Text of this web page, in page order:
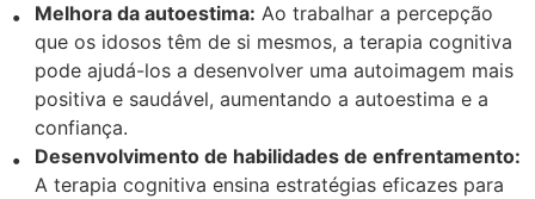
Melhora da autoestima: Ao trabalhar a percepção
que os idosos têm de si mesmos, a terapia cognitiva
pode ajudá-los a desenvolver uma autoimagem mais
positiva e saudável, aumentando a autoestima e a
confiança.
Desenvolvimento de habilidades de enfrentamento:
A terapia cognitiva ensina estratégias eficazes para